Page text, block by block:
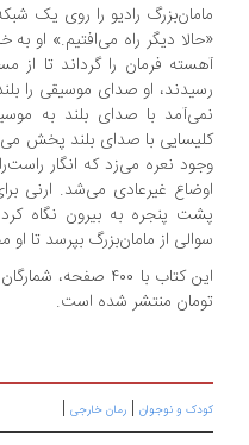
مامان‌بزرگ رادیو را روی یک
«حالا دیگر راه می‌افتیم.» او به
آهسته فرمان را گرداند تا از
رسیدند، او صدای موسیقی را
نمی‌آمد با صدای بلند به
کلیسایی با صدای بلند پخش
وجود نعره می‌زد که انگار
اوضاع غیرعادی می‌شد. ارنی
پشت پنجره به بیرون نگاه
سوالی از مامان‌بزرگ بپرسد تا
تومان منتشر شده است.
کودک و نوجوان | رمان خارجی |